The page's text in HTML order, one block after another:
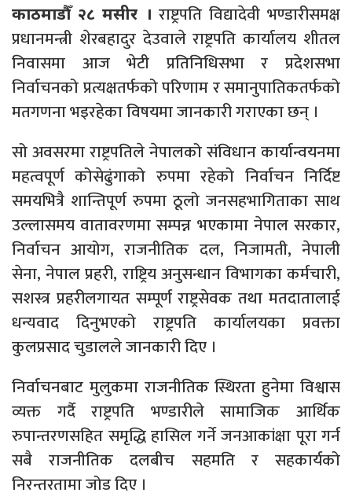
काठमाडौँ २८ मसीर । राष्ट्रपति विद्यादेवी भण्डारीसमक्ष
प्रधानमन्त्री शेरबहादुर देउवाले राष्ट्रपति कार्यालय शीतल
निवासमा आज भेटी प्रतिनिधिसभा र प्रदेशसभा
निर्वाचनको प्रत्यक्षतर्फको परिणाम र समानुपातिकतर्फको
मतगणना भइरहेका विषयमा जानकारी गराएका छन् ।
सो अवसरमा राष्ट्रपतिले नेपालको संविधान कार्यान्वयनमा
महत्वपूर्ण कोसेढुंगाको रुपमा रहेको निर्वाचन निर्दिष्ट
समयभित्रै शान्तिपूर्ण रुपमा ठूलो जनसहभागिताका साथ
उल्लासमय वातावरणमा सम्पन्न भएकामा नेपाल सरकार,
निर्वाचन आयोग, राजनीतिक दल, निजामती, नेपाली
सेना, नेपाल प्रहरी, राष्ट्रिय अनुसन्धान विभागका कर्मचारी,
सशस्त्र प्रहरीलगायत सम्पूर्ण राष्ट्रसेवक तथा मतदातालाई
धन्यवाद दिनुभएको राष्ट्रपति कार्यालयका प्रवक्ता
कुलप्रसाद चुडालले जानकारी दिए ।
निर्वाचनबाट मुलुकमा राजनीतिक स्थिरता हुनेमा विश्वास
व्यक्त गर्दै राष्ट्रपति भण्डारीले सामाजिक आर्थिक
रुपान्तरणसहित समृद्धि हासिल गर्ने जनआकांक्षा पूरा गर्न
सबै राजनीतिक दलबीच सहमति र सहकार्यको
निरन्तरतामा जोड दिए ।